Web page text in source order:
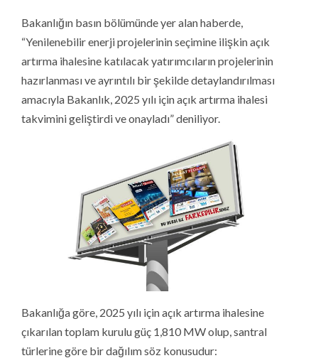
Bakanlığın basın bölümünde yer alan haberde,
“Yenilenebilir enerji projelerinin seçimine ilişkin açık
artırma ihalesine katılacak yatırımcıların projelerinin
hazırlanması ve ayrıntılı bir şekilde detaylandırılması
amacıyla Bakanlık, 2025 yılı için açık artırma ihalesi
takvimini geliştirdi ve onayladı” deniliyor.
Bakanlığa göre, 2025 yılı için açık artırma ihalesine
çıkarılan toplam kurulu güç 1,810 MW olup, santral
türlerine göre bir dağılım söz konusudur: